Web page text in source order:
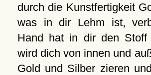
durch die Kunstfertigkeit
was in dir Lehm ist,
Hand hat in dir den Stoff
wird dich von innen und
Gold und Silber zieren